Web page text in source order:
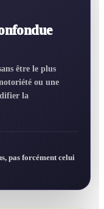
être le plus
ou une
la
pas forcément celui